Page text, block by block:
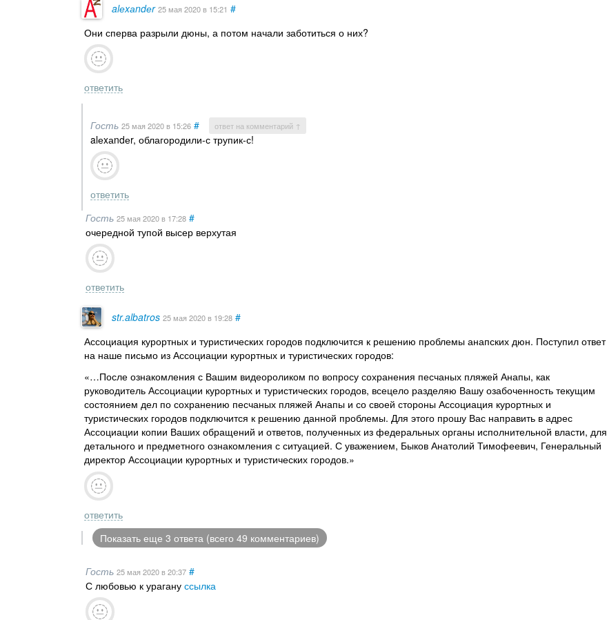
alеxаndеr 25 мая 2020в 15:21 #
Они сперва разрыли дюны, а потом начали заботиться о них?
ответить
Гость 25 мая 2020в 15:26 # ответ на комментарий ↑
alеxаndеr, облагородили-с трупик-с!
ответить
Гость 25 мая 2020в 17:28 #
очередной тупой высер верхутая
ответить
str.albatros 25 мая 2020в 19:28 #
Ассоциация курортных и туристических городов подключится к решению проблемы анапских дюн. Поступил ответ
на наше письмо из Ассоциации курортных и туристических городов:
«…После ознакомления с Вашим видеороликом по вопросу сохранения песчаных пляжей Анапы, как
руководитель Ассоциации курортных и туристических городов, всецело разделяю Вашу озабоченность текущим
состоянием дел по сохранению песчаных пляжей Анапы и со своей стороны Ассоциация курортных и
туристических городов подключится к решению данной проблемы. Для этого прошу Вас направить в адрес
Ассоциации копии Ваших обращений и ответов, полученных из федеральных органы исполнительной власти, для
детального и предметного ознакомления с ситуацией. С уважением, Быков Анатолий Тимофеевич, Генеральный
директор Ассоциации курортных и туристических городов.»
ответить
Показать еще 3 ответа (всего 49 комментариев)
Гость 25 мая 2020в 20:37 #
С любовью к урагану ссылка